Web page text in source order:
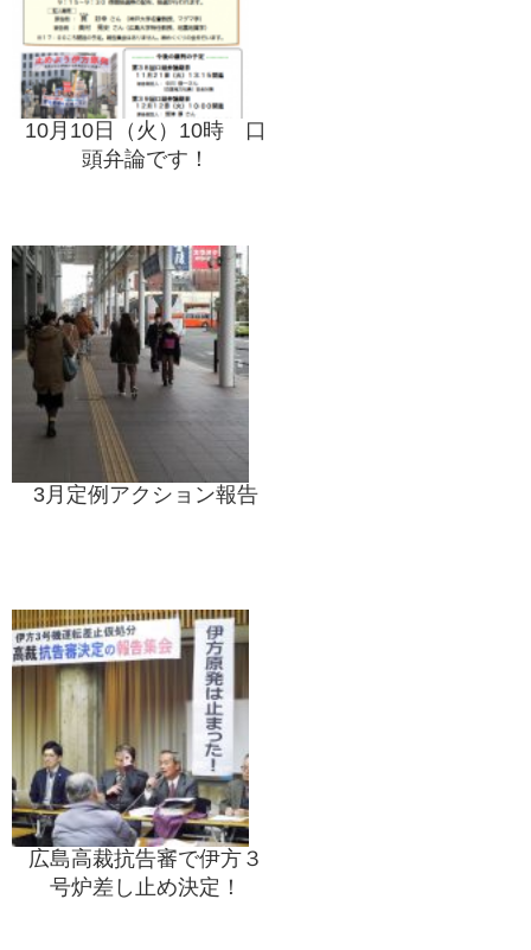
10月10日（火）10時 口
頭弁論です！
3月定例アクション報告
広島高裁抗告審で伊方３
号炉差し止め決定！